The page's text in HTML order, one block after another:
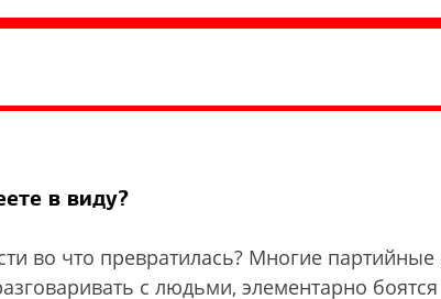
в виду?
во что превратилась? Многие
с людьми, элементарно